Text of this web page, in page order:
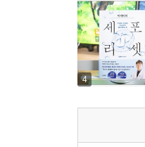
무엇보다 질
기준은 왜 해
의존하려는
건강을 되찾
4